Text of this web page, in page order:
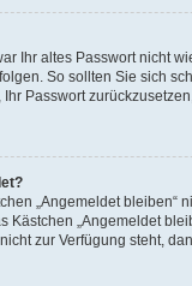
Ihr altes Passwort nicht
So sollten Sie sich
Passwort
„Angemeldet
Kästchen „Angemeldet
zur Verfügung steht,